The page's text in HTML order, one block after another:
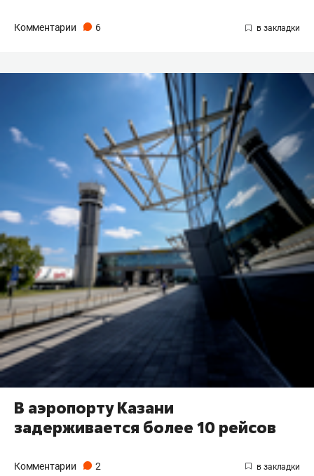
Комментарии 6
В аэропорту Казани
задерживается более 10 рейсов
Комментарии 2